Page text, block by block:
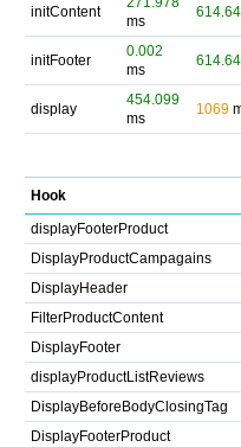
initContent
ms
initFooter
0.002
ms
display
454.099
ms
1069
Hook
displayFooterProduct
DisplayProductCampagains
DisplayHeader
FilterProductContent
DisplayFooter
displayProductListReviews
DisplayBeforeBodyClosingTag
DisplayFooterProduct